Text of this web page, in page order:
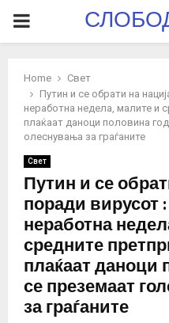
PRIMARY
Home
Свет
Путин и се обрати на
неработна недела, малите и
плаќаат даноци половина
олеснувања за граѓаните
Свет
Путин и се
поради вирусот
неработна
средните
плаќаат даноци
се преземаат
за граѓаните